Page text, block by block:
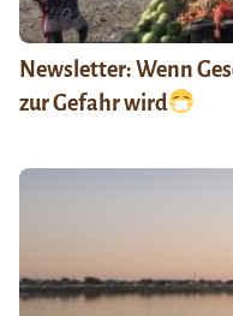
Newsletter: Wenn
zur Gefahr wird